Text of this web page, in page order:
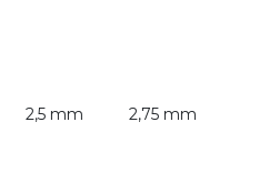
2,5 mm 2,75 mm